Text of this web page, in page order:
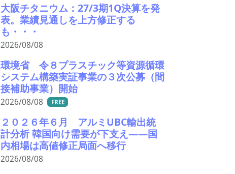
大阪チタニウム：27/3期1Q決算を発
表。業績見通しを上方修正する
も・・・
2026/08/08
環境省 令８プラスチック等資源循環
システム構築実証事業の３次公募（間
接補助事業）開始
2026/08/08 FREE
２０２６年６月 アルミUBC輸出統
計分析 韓国向け需要が下支え――国
内相場は高値修正局面へ移行
2026/08/08